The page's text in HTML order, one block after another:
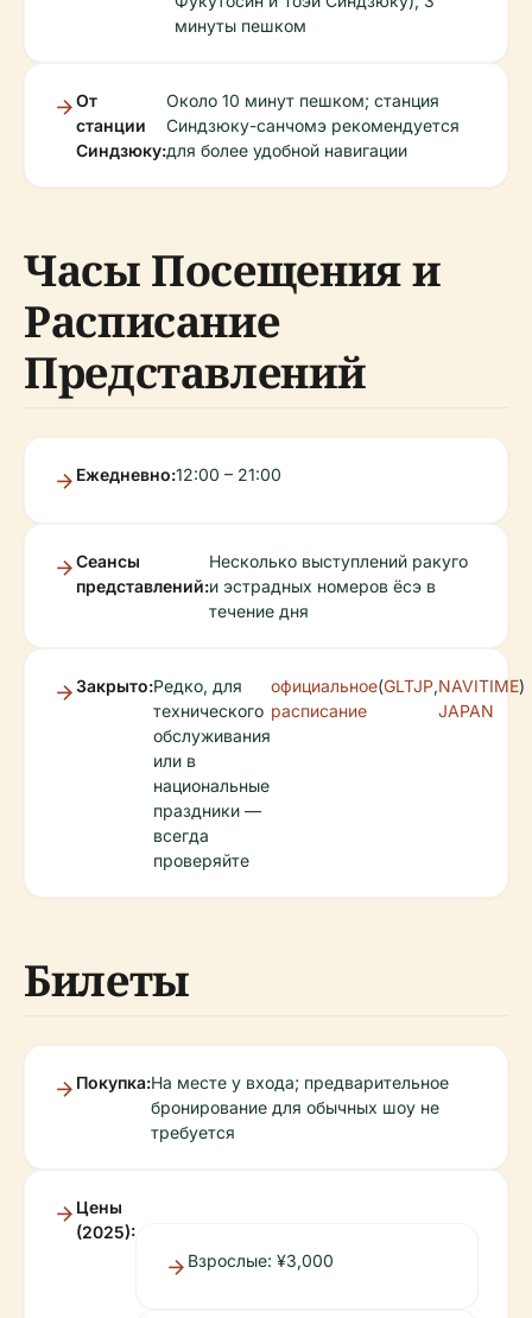
минуты пешком
От
станции
Синдзюку:
Около 10 минут пешком; станция
Синдзюку-санчомэ рекомендуется
для более удобной навигации
Часы Посещения и
Расписание
Представлений
Ежедневно:12:00 – 21:00
Сеансы
представлений:
Несколько выступлений ракуго
и эстрадных номеров ёсэ в
течение дня
Закрыто:Редко, для
технического
обслуживания
или в
национальные
праздники —
всегда
проверяйте
официальное
расписание
(GLTJP,NAVITIME
JAPAN
)
Билеты
Покупка:На месте у входа; предварительное
бронирование для обычных шоу не
требуется
Цены
(2025):
Взрослые: ¥3,000